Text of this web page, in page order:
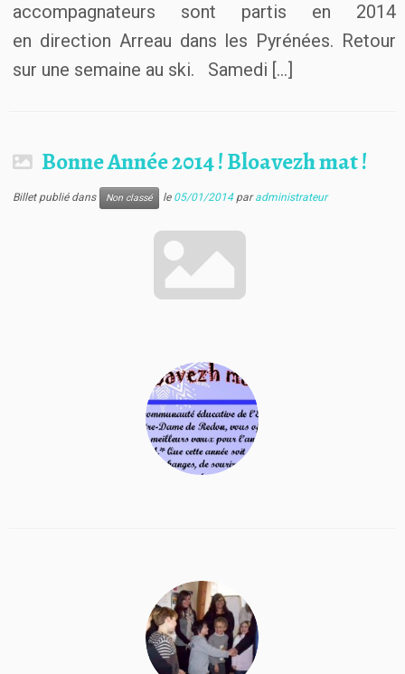
accompagnateurs sont partis en 2014
en direction Arreau dans les Pyrénées. Retour
sur une semaine au ski. Samedi […]
Bonne Année 2014 ! Bloavezh mat !
Billet publié dans Non classé le 05/01/2014 paradministrateur